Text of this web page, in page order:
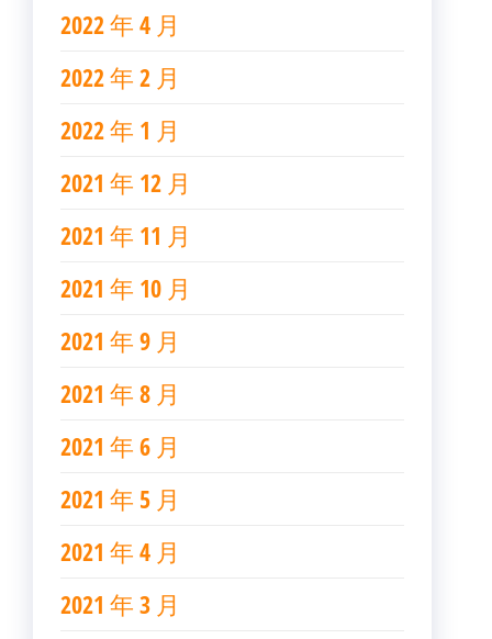
2022 年 4 月
2022 年 2 月
2022 年 1 月
2021 年 12 月
2021 年 11 月
2021 年 10 月
2021 年 9 月
2021 年 8 月
2021 年 6 月
2021 年 5 月
2021 年 4 月
2021 年 3 月